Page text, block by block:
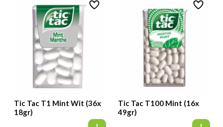
Tic Tac T1 Mint Wit (36x
18gr)
Tic Tac T100 Mint (16x
49gr)